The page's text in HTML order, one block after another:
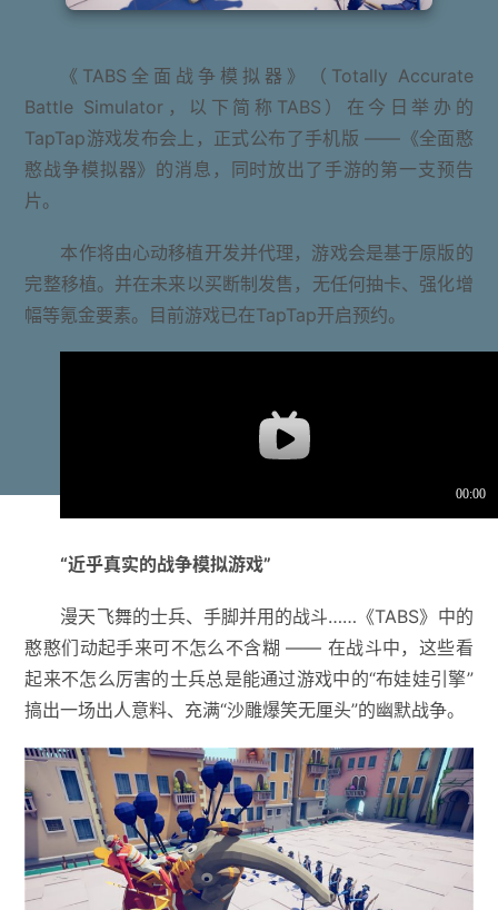
《TABS全面战争模拟器》（Totally Accurate
Battle Simulator，以下简称TABS）在今日举办的
TapTap游戏发布会上，正式公布了手机版 ——《全面憨
憨战争模拟器》的消息，同时放出了手游的第一支预告
片。
本作将由心动移植开发并代理，游戏会是基于原版的
完整移植。并在未来以买断制发售，无任何抽卡、强化增
幅等氪金要素。目前游戏已在TapTap开启预约。
“近乎真实的战争模拟游戏”
漫天飞舞的士兵、手脚并用的战斗……《TABS》中的
憨憨们动起手来可不怎么不含糊 —— 在战斗中，这些看
起来不怎么厉害的士兵总是能通过游戏中的“布娃娃引擎”
搞出一场出人意料、充满“沙雕爆笑无厘头”的幽默战争。